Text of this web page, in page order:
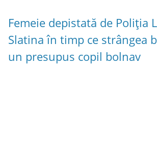
Femeie depistată de Poliția
Slatina în timp ce strângea
un presupus copil bolnav